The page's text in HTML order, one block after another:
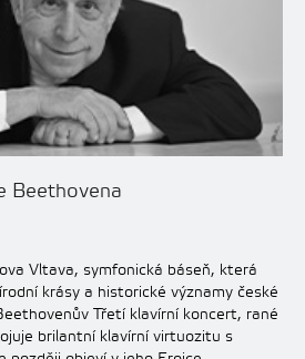
Beethovena
Vltava, symfonická báseň, která
krásy a historické významy české
Třetí klavírní koncert, rané
brilantní klavírní virtuozitu s